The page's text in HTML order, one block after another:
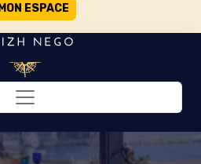
MON ESPACE
Toggle navigation